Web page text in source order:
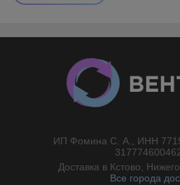
ИП Фомина С. А., ИНН
Доставка в Кстово,
Все города